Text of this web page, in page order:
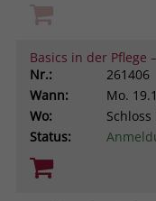
Basics in der Pflege
Nr.:
261406
Wann:
Mo.
Wo:
Status: